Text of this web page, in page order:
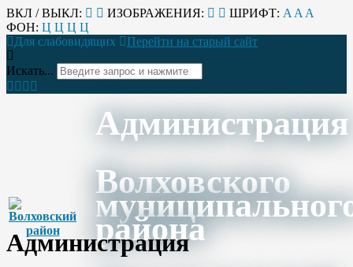
ВКЛ / ВЫКЛ: ИЗОБРАЖЕНИЯ: ШРИФТ: A A A
ФОН: Ц Ц Ц Ц
Для слабовидящих
Перейти на старый сайт
Искать...
Администрация
Волховского
района
Администрация